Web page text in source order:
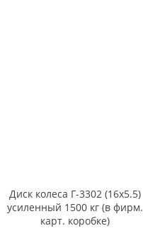
Диск колеса Г-3302 (16х5.5)
усиленный 1500 кг (в фирм.
карт. коробке)